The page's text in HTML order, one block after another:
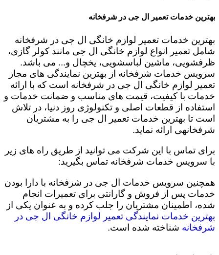
بهترین خدمات تعمیر ال جی در شرفخانه
بهترین خدمات تعمیر لوازم خانگی ال جی در شرفخانه
شامل تعمیر انواع لوازم خانگی ال جی مانند کولر گازی،
ظرفشویی، ماشین لباسشویی، یخچال و... می باشد.
سرویس خدمات شرفخانه از بهترین نمایندگی های مجاز
تعمیر لوازم خانگی ال جی در شرفخانه است که با ارائه
خدمات با کیفیت، قیمت های مناسب و ضمانت خدمات و
استفاده از قطعات اصلی و تکنولوژی روز دنیا، در تلاش
است تا بهترین خدمات تعمیر ال جی را به مشتریان
شرفخانهی ارائه نماید.
برای تماس با این شرکت می توانید از طریق راه های زیر
با سرویس خدمات شرفخانه تماس بگیرید:
همچنین سرویس خدمات ال جی در شرفخانه با دارا بودن
خدمات پس از فروش و گارانتی برای تعمیرات انجام
شده، اطمینان مشتریان را جلب کرده و به عنوان یکی از
بهترین خدمات نمایندگی تعمیر لوازم خانگی ال جی در
شرفخانه شناخته شده است.